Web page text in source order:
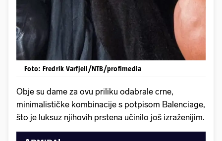
Foto: Fredrik Varfjell/NTB/profimedia
Obje su dame za ovu priliku odabrale crne,
minimalističke kombinacije s potpisom Balenciage,
što je luksuz njihovih prstena učinilo još izraženijim.